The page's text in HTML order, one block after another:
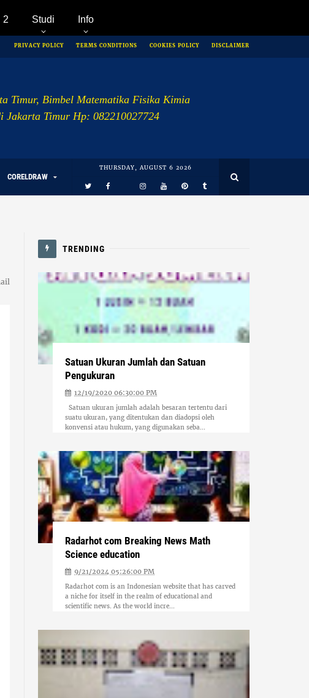
2 Studi Info
PRIVACY POLICY TERMS CONDITIONS COOKIES POLICY DISCLAIMER
Timur, Bimbel Matematika Fisika Kimia
Timur Hp: 082210027724
CORELDRAW
THURSDAY, AUGUST 6 2026
TRENDING
Satuan Ukuran Jumlah dan Satuan
Pengukuran
12/19/2020 06:30:00 PM
Satuan ukuran jumlah adalah besaran tertentu dari
suatu ukuran, yang ditentukan dan diadopsi oleh
konvensi atau hukum, yang digunakan seba...
Radarhot com Breaking News Math
Science education
9/21/2024 05:26:00 PM
Radarhot com is an Indonesian website that has carved
a niche for itself in the realm of educational and
scientific news. As the world incre...